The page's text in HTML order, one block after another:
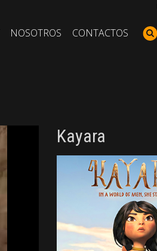
NOSOTROS CONTACTOS
Kayara